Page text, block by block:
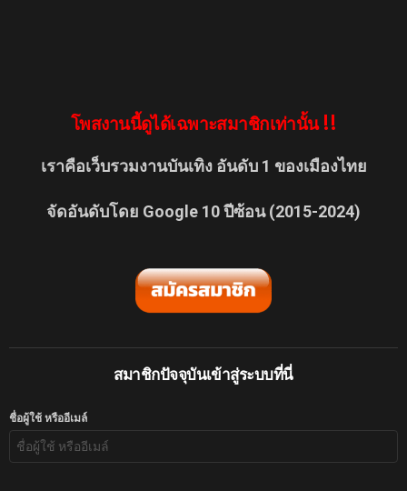
โพสงานนี้ดูได้เฉพาะสมาชิกเท่านั้น !!
เราคือเว็บรวมงานบันเทิง อันดับ 1 ของเมืองไทย
จัดอันดับโดย Google 10 ปีซ้อน (2015-2024)
สมาชิกปัจจุบันเข้าสู่ระบบที่นี่
ชื่อผู้ใช้ หรืออีเมล์